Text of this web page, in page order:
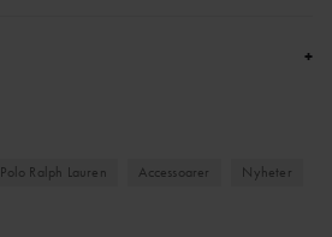
+
Polo Ralph Lauren Accessoarer
Nyheter